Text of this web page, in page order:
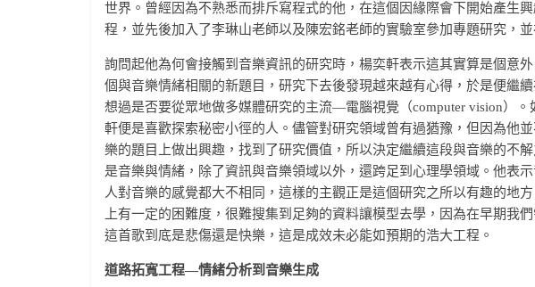
世界。曾經因為不熟悉而排斥寫程式的他，在這個因緣際會下開始產生
程，並先後加入了李琳山老師以及陳宏銘老師的實驗室參加專題研究，
詢問起他為何會接觸到音樂資訊的研究時，楊奕軒表示這其實算是個意
個與音樂情緒相關的新題目，研究下去後發現越來越有心得，於是便繼
想過是否要從眾地做多媒體研究的主流—電腦視覺（computer vision）
軒便是喜歡探索秘密小徑的人。儘管對研究領域曾有過猶豫，但因為他
樂的題目上做出興趣，找到了研究價值，所以決定繼續這段與音樂的不
是音樂與情緒，除了資訊與音樂領域以外，還跨足到心理學領域。他表
人對音樂的感覺都大不相同，這樣的主觀正是這個研究之所以有趣的地
上有一定的困難度，很難搜集到足夠的資料讓模型去學，因為在早期我
這首歌到底是悲傷還是快樂，這是成效未必能如預期的浩大工程。
道路拓寬工程—情緒分析到音樂生成